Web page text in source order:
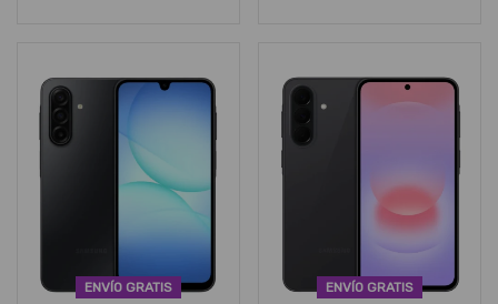
ENVÍO GRATIS ENVÍO GRATIS